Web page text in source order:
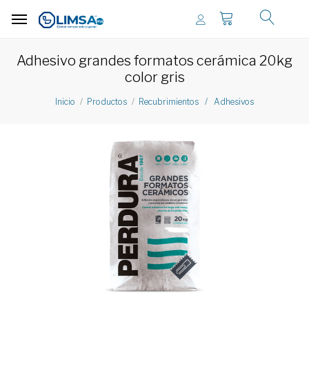
Adhesivo grandes formatos cerámica 20kg
color gris
Inicio Productos Recubrimientos / Adhesivos